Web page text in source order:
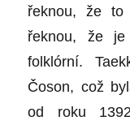
řeknou, že
řeknou, že
folklórní.
Čoson, což
od roku